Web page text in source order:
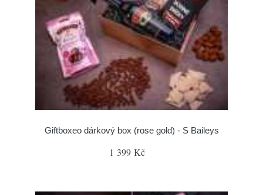
Giftboxeo dárkový box (rose gold) - S Baileys
1 399 Kč